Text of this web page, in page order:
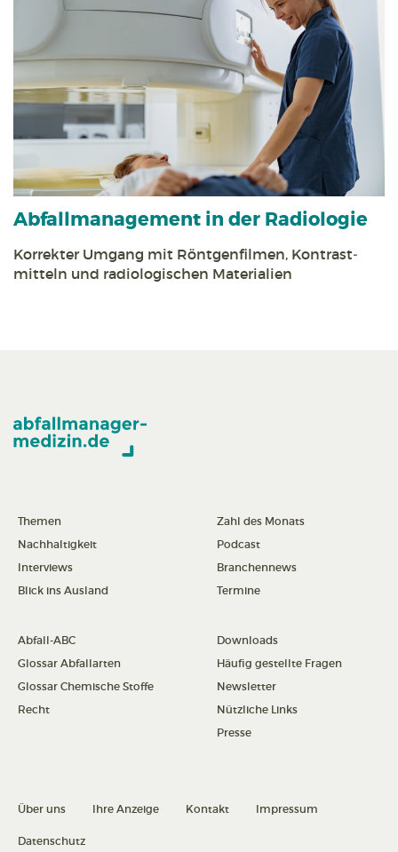
Abfall­management in der Radiologie
Korrekter Umgang mit Röntgen­filmen, Kontrast­
mitteln und radiologischen Materialien
Themen
Nachhaltigkeit
Interviews
Blick ins Ausland
Zahl des Monats
Podcast
Branchennews
Termine
Abfall-ABC
Glossar Abfallarten
Glossar Chemische Stoffe
Recht
Downloads
Häufig gestellte Fragen
Newsletter
Nützliche Links
Presse
Über uns Ihre Anzeige Kontakt Impressum
Datenschutz